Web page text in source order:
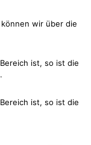
wir über die
ist, so ist die
.
ist, so ist die